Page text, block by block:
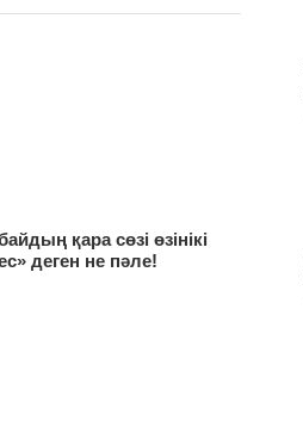
қара сөзі өзінікі
деген не пәле!